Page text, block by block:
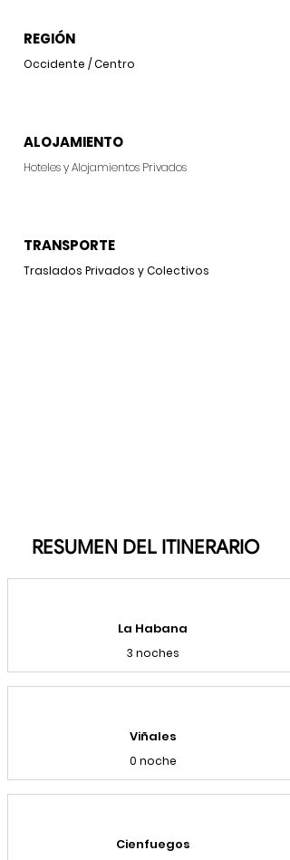
REGIÓN
Occidente / Centro
ALOJAMIENTO
Hoteles y Alojamientos Privados
TRANSPORTE
Traslados Privados y Colectivos
RESUMEN DEL ITINERARIO
La Habana
3 noches
Viñales
0 noche
Cienfuegos